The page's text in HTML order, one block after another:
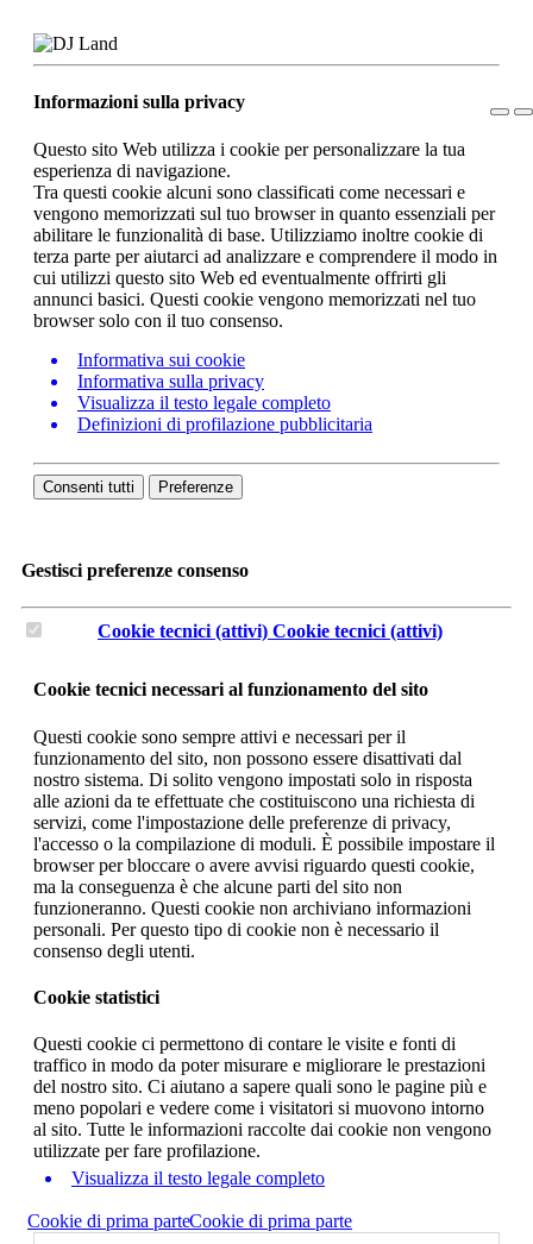
Informazioni sulla privacy
Questo sito Web utilizza i cookie per personalizzare la tua
esperienza di navigazione.
Tra questi cookie alcuni sono classificati come necessari e
vengono memorizzati sul tuo browser in quanto essenziali per
abilitare le funzionalità di base. Utilizziamo inoltre cookie di
terza parte per aiutarci ad analizzare e comprendere il modo in
cui utilizzi questo sito Web ed eventualmente offrirti gli
annunci basici. Questi cookie vengono memorizzati nel tuo
browser solo con il tuo consenso.
Informativa sui cookie
Informativa sulla privacy
Visualizza il testo legale completo
Definizioni di profilazione pubblicitaria
Consenti tutti Preferenze
Gestisci preferenze consenso
Cookie tecnici (attivi) Cookie tecnici (attivi)
Cookie tecnici necessari al funzionamento del sito
Questi cookie sono sempre attivi e necessari per il
funzionamento del sito, non possono essere disattivati dal
nostro sistema. Di solito vengono impostati solo in risposta
alle azioni da te effettuate che costituiscono una richiesta di
servizi, come l'impostazione delle preferenze di privacy,
l'accesso o la compilazione di moduli. È possibile impostare il
browser per bloccare o avere avvisi riguardo questi cookie,
ma la conseguenza è che alcune parti del sito non
funzioneranno. Questi cookie non archiviano informazioni
personali. Per questo tipo di cookie non è necessario il
consenso degli utenti.
Cookie statistici
Questi cookie ci permettono di contare le visite e fonti di
traffico in modo da poter misurare e migliorare le prestazioni
del nostro sito. Ci aiutano a sapere quali sono le pagine più e
meno popolari e vedere come i visitatori si muovono intorno
al sito. Tutte le informazioni raccolte dai cookie non vengono
utilizzate per fare profilazione.
Visualizza il testo legale completo
Cookie di prima parteCookie di prima parte